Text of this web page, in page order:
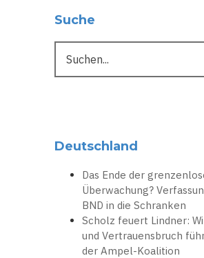
Suche
Deutschland
Das Ende der
Überwachung?
BND in die Schranken
Scholz feuert Lindner:
und Vertrauensbruch
der Ampel-Koalition